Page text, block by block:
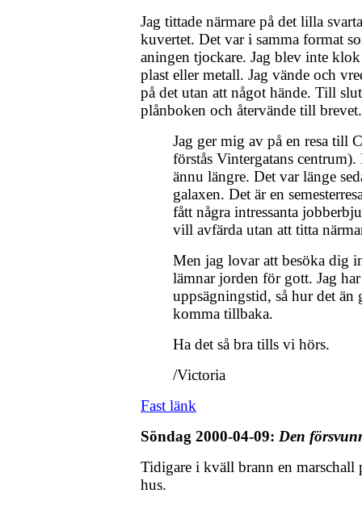
Jag tittade närmare på det lilla
kuvertet. Det var i samma format
aningen tjockare. Jag blev inte
plast eller metall. Jag vände och
på det utan att något hände. Till
plånboken och återvände till brevet.
Jag ger mig av på en resa till
förstås Vintergatans centrum).
ännu längre. Det var länge
galaxen. Det är en
fått några intressanta
vill avfärda utan att titta
Men jag lovar att besöka dig
lämnar jorden för gott. Jag har
uppsägningstid, så hur det än
komma tillbaka.
Ha det så bra tills vi hörs.
/Victoria
Fast länk
Söndag 2000-04-09: Den
Tidigare i kväll brann en marschall
hus.